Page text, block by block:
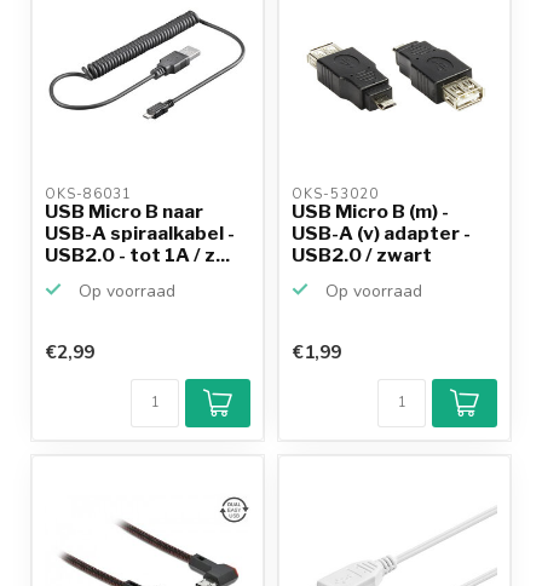
OKS-86031
USB Micro B naar
USB-A spiraalkabel -
USB2.0 - tot 1A / z...
Op voorraad
€2,99
OKS-53020
USB Micro B (m) -
USB-A (v) adapter -
USB2.0 / zwart
Op voorraad
€1,99